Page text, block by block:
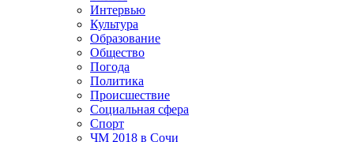
Интервью
Культура
Образование
Общество
Погода
Политика
Происшествие
Социальная сфера
Спорт
ЧМ 2018 в Сочи